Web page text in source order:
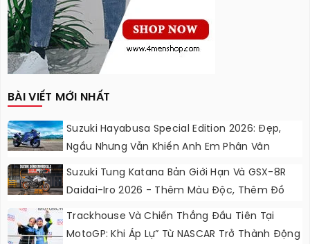
BÀI VIẾT MỚI NHẤT
Suzuki Hayabusa Special Edition 2026: Đẹp,
Ngầu Nhưng Vẫn Khiến Anh Em Phân Vân
Suzuki Tung Katana Bản Giới Hạn Và GSX-8R
Daidai-Iro 2026 - Thêm Màu Độc, Thêm Đồ
Chơi, Thêm Cá Tính
Trackhouse Và Chiến Thắng Đầu Tiên Tại
MotoGP: Khi Áp Lự” Từ NASCAR Trở Thành Động